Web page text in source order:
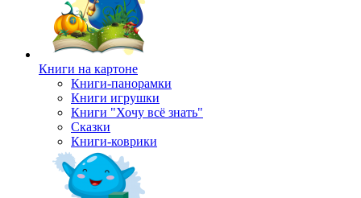
Книги на картоне
Книги-панорамки
Книги игрушки
Книги "Хочу всё знать"
Сказки
Книги-коврики